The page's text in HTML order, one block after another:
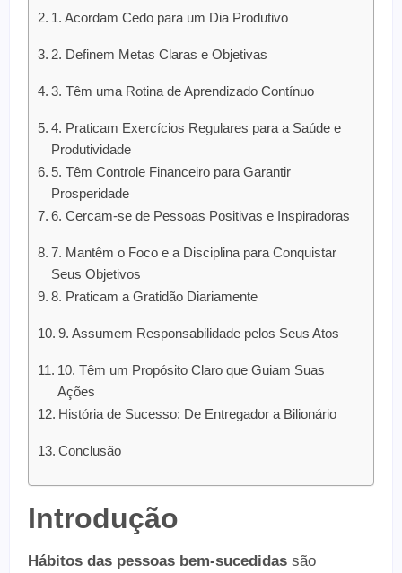
1. Acordam Cedo para um Dia Produtivo
2. Definem Metas Claras e Objetivas
3. Têm uma Rotina de Aprendizado Contínuo
4. Praticam Exercícios Regulares para a Saúde e
Produtividade
5. Têm Controle Financeiro para Garantir
Prosperidade
6. Cercam-se de Pessoas Positivas e Inspiradoras
7. Mantêm o Foco e a Disciplina para Conquistar
Seus Objetivos
8. Praticam a Gratidão Diariamente
9. Assumem Responsabilidade pelos Seus Atos
10. Têm um Propósito Claro que Guiam Suas
Ações
História de Sucesso: De Entregador a Bilionário
Conclusão
Introdução
Hábitos das pessoas bem-sucedidas são